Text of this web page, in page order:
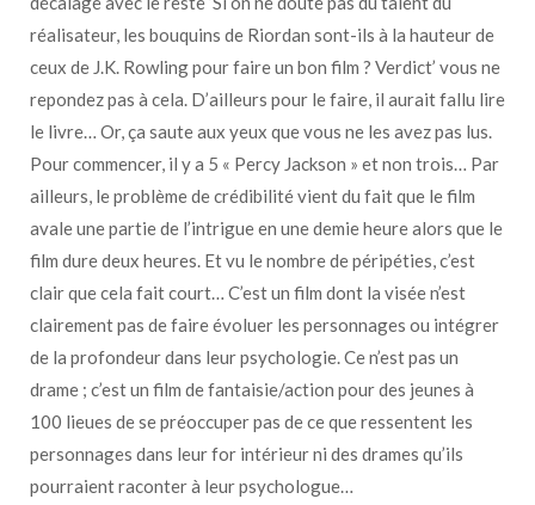
réalisateur, les bouquins de Riordan sont-ils à la hauteur de
ceux de J.K. Rowling pour faire un bon film ? Verdict’ vous ne
repondez pas à cela. D’ailleurs pour le faire, il aurait fallu lire
le livre… Or, ça saute aux yeux que vous ne les avez pas lus.
Pour commencer, il y a 5 « Percy Jackson » et non trois… Par
ailleurs, le problème de crédibilité vient du fait que le film
avale une partie de l’intrigue en une demie heure alors que le
film dure deux heures. Et vu le nombre de péripéties, c’est
clair que cela fait court… C’est un film dont la visée n’est
clairement pas de faire évoluer les personnages ou intégrer
de la profondeur dans leur psychologie. Ce n’est pas un
drame ; c’est un film de fantaisie/action pour des jeunes à
100 lieues de se préoccuper pas de ce que ressentent les
personnages dans leur for intérieur ni des drames qu’ils
pourraient raconter à leur psychologue…